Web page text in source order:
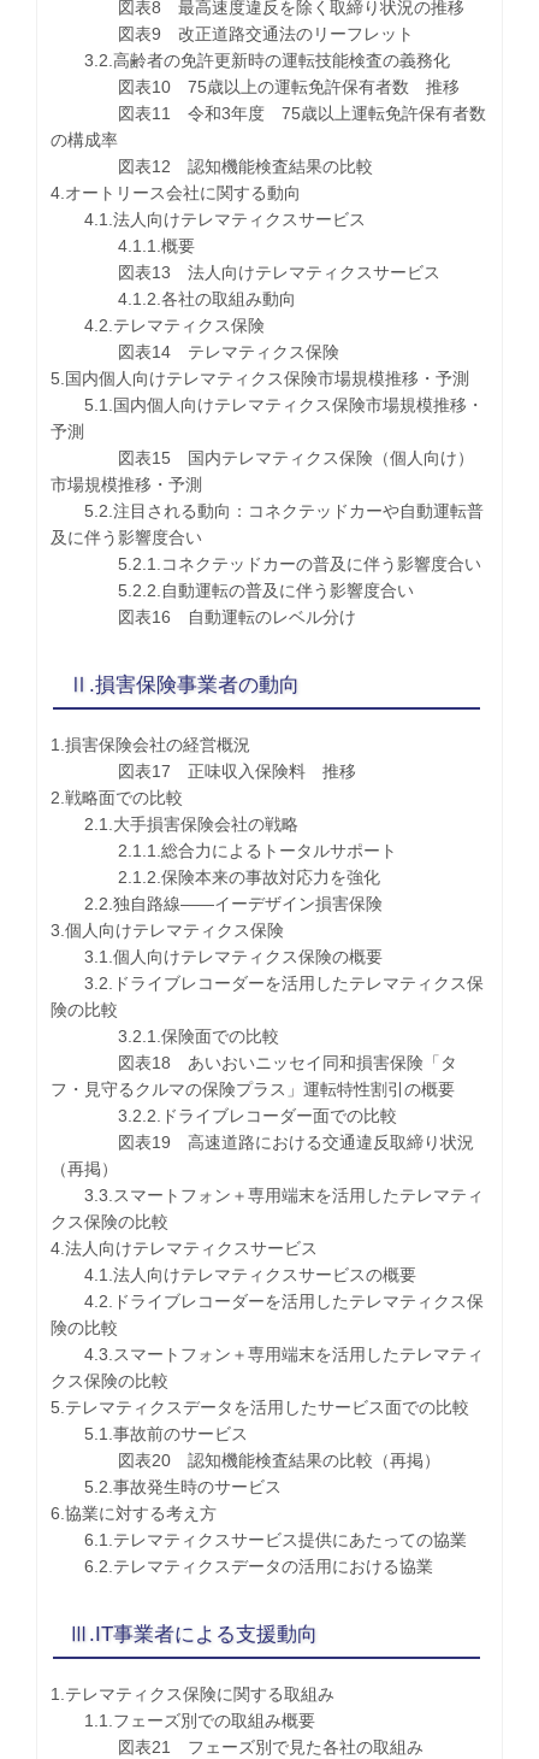
図表8 最高速度違反を除く取締り状況の推移
図表9 改正道路交通法のリーフレット
3.2.高齢者の免許更新時の運転技能検査の義務化
図表10 75歳以上の運転免許保有者数 推移
図表11 令和3年度 75歳以上運転免許保有者数
の構成率
図表12 認知機能検査結果の比較
4.オートリース会社に関する動向
4.1.法人向けテレマティクスサービス
4.1.1.概要
図表13 法人向けテレマティクスサービス
4.1.2.各社の取組み動向
4.2.テレマティクス保険
図表14 テレマティクス保険
5.国内個人向けテレマティクス保険市場規模推移・予測
5.1.国内個人向けテレマティクス保険市場規模推移・
予測
図表15 国内テレマティクス保険（個人向け）
市場規模推移・予測
5.2.注目される動向：コネクテッドカーや自動運転普
及に伴う影響度合い
5.2.1.コネクテッドカーの普及に伴う影響度合い
5.2.2.自動運転の普及に伴う影響度合い
図表16 自動運転のレベル分け
Ⅱ.損害保険事業者の動向
1.損害保険会社の経営概況
図表17 正味収入保険料 推移
2.戦略面での比較
2.1.大手損害保険会社の戦略
2.1.1.総合力によるトータルサポート
2.1.2.保険本来の事故対応力を強化
2.2.独自路線――イーデザイン損害保険
3.個人向けテレマティクス保険
3.1.個人向けテレマティクス保険の概要
3.2.ドライブレコーダーを活用したテレマティクス保
険の比較
3.2.1.保険面での比較
図表18 あいおいニッセイ同和損害保険「タ
フ・見守るクルマの保険プラス」運転特性割引の概要
3.2.2.ドライブレコーダー面での比較
図表19 高速道路における交通違反取締り状況
（再掲）
3.3.スマートフォン＋専用端末を活用したテレマティ
クス保険の比較
4.法人向けテレマティクスサービス
4.1.法人向けテレマティクスサービスの概要
4.2.ドライブレコーダーを活用したテレマティクス保
険の比較
4.3.スマートフォン＋専用端末を活用したテレマティ
クス保険の比較
5.テレマティクスデータを活用したサービス面での比較
5.1.事故前のサービス
図表20 認知機能検査結果の比較（再掲）
5.2.事故発生時のサービス
6.協業に対する考え方
6.1.テレマティクスサービス提供にあたっての協業
6.2.テレマティクスデータの活用における協業
Ⅲ.IT事業者による支援動向
1.テレマティクス保険に関する取組み
1.1.フェーズ別での取組み概要
図表21 フェーズ別で見た各社の取組み